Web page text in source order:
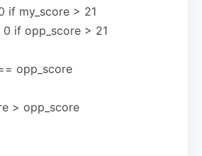
if my_score > 21
if opp_score > 21
opp_score
> opp_score